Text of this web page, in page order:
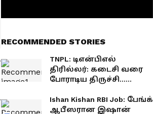
RECOMMENDED STORIES
TNPL: டிஎன்பிஎல்
திரில்லர்: கடைசி வரை
போராடிய திருச்சி...
மதுரை!
Ishan Kishan RBI Job: பேங்க்
ஆபீஸரான இஷான்